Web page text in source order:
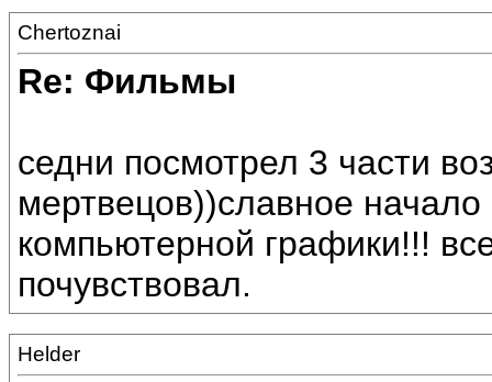
Chertoznai
Re: Фильмы
седни посмотрел 3 части
мертвецов))славное
компьютерной графики!!!
почувствовал.
Helder